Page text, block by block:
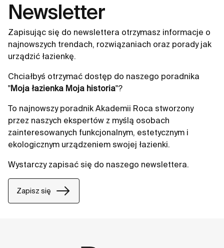
Newsletter
Zapisując się do newslettera otrzymasz informacje o
najnowszych trendach, rozwiązaniach oraz porady jak
urządzić łazienkę.
Chciałbyś otrzymać dostęp do naszego poradnika
"Moja łazienka Moja historia"?
To najnowszy poradnik Akademii Roca stworzony
przez naszych ekspertów z myślą osobach
zainteresowanych funkcjonalnym, estetycznym i
ekologicznym urządzeniem swojej łazienki.
Wystarczy zapisać się do naszego newslettera.
Zapisz się